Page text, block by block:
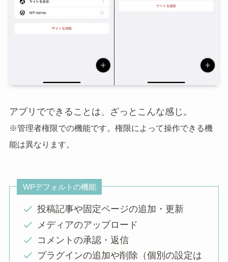
アプリでできることは、ざっとこんな感じ。
※管理者権限での機能です。権限によって操作できる機
能は異なります。
WPデフォルトの機能
投稿記事や固定ページの追加・更新
メディアのアップロード
コメントの承認・返信
プラグインの追加や削除（個別の設定は